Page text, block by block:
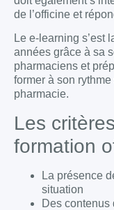
de l’officine et
Le e-learning s’est
années grâce à sa
pharmaciens et
former à son
pharmacie.
Les
formation
La présence
situation
Des